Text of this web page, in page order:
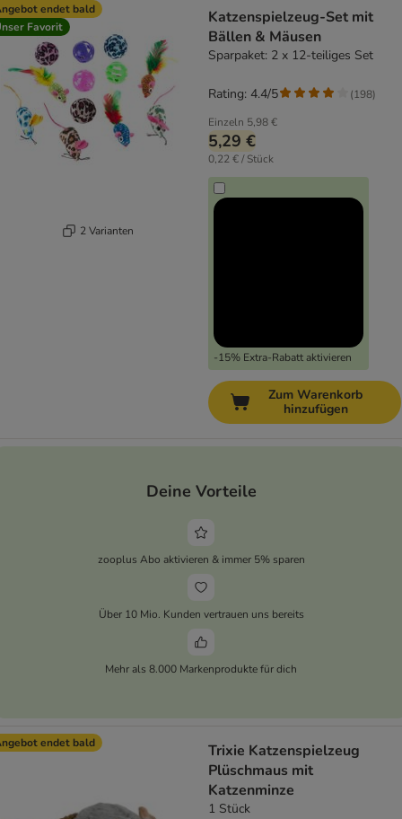
endet bald
Favorit
2 Varianten
Katzenspielzeug-Set mit
Bällen & Mäusen
Sparpaket: 2 x 12-teiliges Set
Einzeln 5,98 €
5,29 €
0,22 € / Stück
-15% Extra-Rabatt aktivieren
Rating: 4.4/5 (198)
Zum Warenkorb
hinzufügen
Deine Vorteile
zooplus Abo aktivieren & immer 5% sparen
Über 10 Mio. Kunden vertrauen uns bereits
Mehr als 8.000 Markenprodukte für dich
endet bald
Trixie Katzenspielzeug
Plüschmaus mit
Katzenminze
1 Stück